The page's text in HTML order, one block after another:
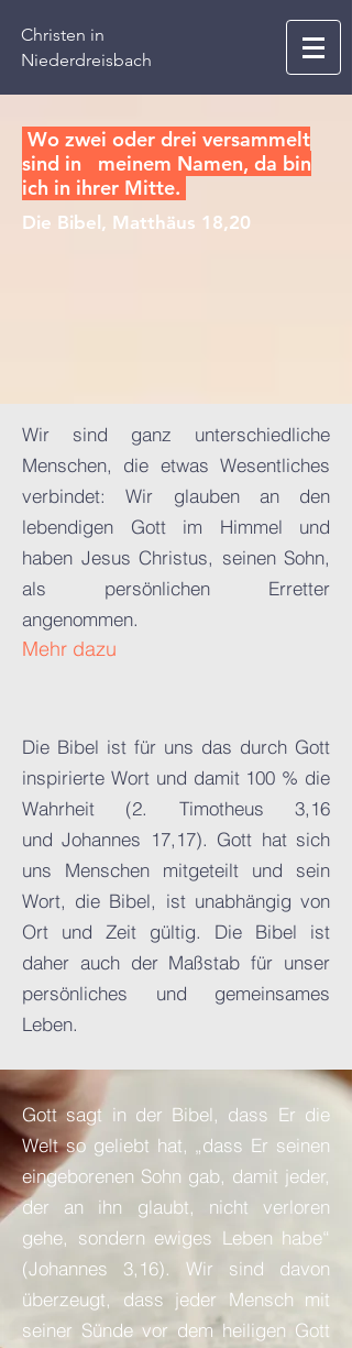
Christen in
Niederdreisbach
Wo zwei oder drei versammelt
sind in meinem Namen, da bin
ich in ihrer Mitte.
Die Bibel, Matthäus 18,20
Wir sind ganz unterschiedliche
Menschen, die etwas Wesentliches
verbindet: Wir glauben an den
lebendigen Gott im Himmel und
haben Jesus Christus, seinen Sohn,
als persönlichen Erretter
angenommen.
Mehr dazu
Die Bibel ist für uns das durch Gott
inspirierte Wort und damit 100 % die
Wahrheit (2. Timotheus 3,16
und Johannes 17,17). Gott hat sich
uns Menschen mitgeteilt und sein
Wort, die Bibel, ist unabhängig von
Ort und Zeit gültig. Die Bibel ist
daher auch der Maßstab für unser
persönliches und gemeinsames
Leben.
Gott sagt in der Bibel, dass Er die
Welt so geliebt hat, „dass Er seinen
eingeborenen Sohn gab, damit jeder,
der an ihn glaubt, nicht verloren
gehe, sondern ewiges Leben habe“
(Johannes 3,16). Wir sind davon
überzeugt, dass jeder Mensch mit
seiner Sünde vor dem heiligen Gott